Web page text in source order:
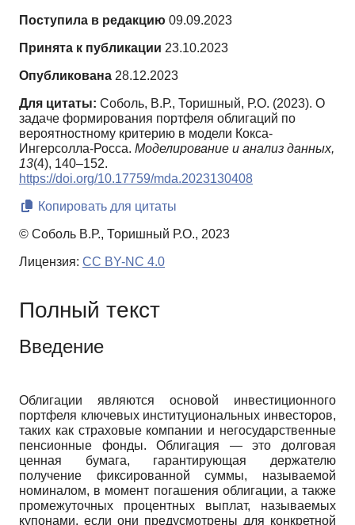
Поступила в редакцию 09.09.2023
Принята к публикации 23.10.2023
Опубликована 28.12.2023
Для цитаты: Соболь, В.Р., Торишный, Р.О. (2023). О
задаче формирования портфеля облигаций по
вероятностному критерию в модели Кокса-
Ингерсолла-Росса. Моделирование и анализ данных,
13(4), 140–152.
https://doi.org/10.17759/mda.2023130408
Копировать для цитаты
© Соболь В.Р., Торишный Р.О., 2023
Лицензия: CC BY-NC 4.0
Полный текст
Введение
Облигации являются основой инвестиционного
портфеля ключевых институциональных инвесторов,
таких как страховые компании и негосударственные
пенсионные фонды. Облигация — это долговая
ценная бумага, гарантирующая держателю
получение фиксированной суммы, называемой
номиналом, в момент погашения облигации, а также
промежуточных процентных выплат, называемых
купонами, если они предусмотрены для конкретной